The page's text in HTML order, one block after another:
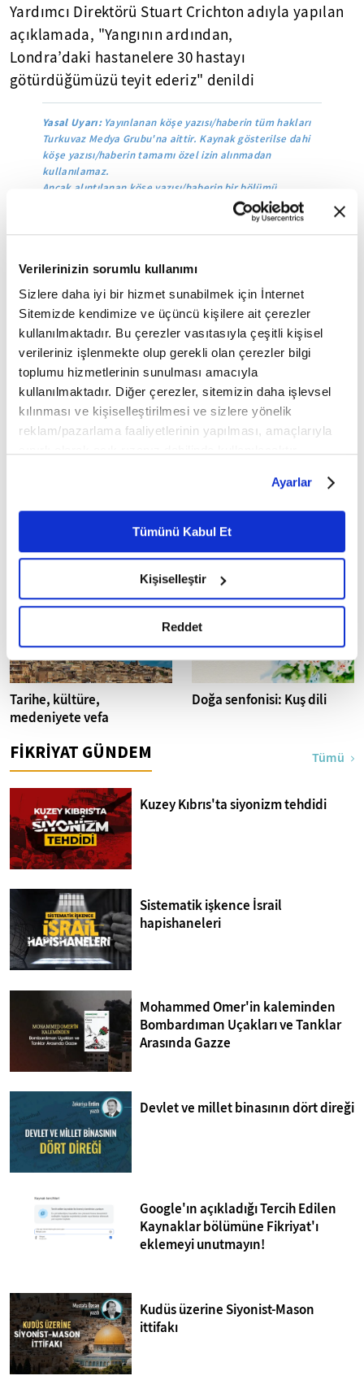
Verilerinizin sorumlu kullanımı
Sizlere daha iyi bir hizmet sunabilmek için İnternet
Sitemizde kendimize ve üçüncü kişilere ait çerezler
kullanılmaktadır. Bu çerezler vasıtasıyla çeşitli kişisel
verileriniz işlenmekte olup gerekli olan çerezler bilgi
toplumu hizmetlerinin sunulması amacıyla
kullanılmaktadır. Diğer çerezler, sitemizin daha işlevsel
kılınması ve kişiselleştirilmesi ve sizlere yönelik
reklam/pazarlama faaliyetlerinin yapılması, amaçlarıyla
belirleyebilirsiniz. Çerezlere ilişkin detaylı bilgi için
Ayarlar butonuna tıklayabilir,Çerez Bilgilendirme
Metnimizi ziyaret edebilirsiniz.
6698 sayılı Kişisel Verilerin Korunması Kanunu uyarınca
okumak ve sitemizi ziyaretiniz kapsamında
gerçekleştirilen veri işleme faaliyetleri ile ilgili daha
detaylı bilgi almak için lütfentıklayınız.
Ayarlar
Tümünü Kabul Et
Kişiselleştir
Reddet
Yardımcı Direktörü Stuart Crichton adıyla yapılan
açıklamada, "Yangının ardından,
Londra’daki hastanelere 30 hastayı
götürdüğümüzü teyit ederiz" denildi
Yasal Uyarı:Yayınlanan köşe yazısı/haberin tüm hakları
Turkuvaz Medya Grubu'na aittir. Kaynak gösterilse dahi
köşe yazısı/haberin tamamı özel izin alınmadan
kullanılamaz.
Ancak alıntılanan köşe yazısı/haberin bir bölümü,
alıntılanan habere aktif link verilerek kullanılabilir.
Mobil Uygulamamızı İndirin
İLGİNİZİ ÇEKEBİLECEK DİĞER MAKALELER
Veda Hutbelerindeki son
Mesajlar ve Hükümler
Türk Halk Edebiyatının
Özgün Sesi: Kaygusuz
Tarihe, kültüre,
medeniyete vefa
Doğa senfonisi: Kuş dili
FİKRİYAT GÜNDEM Tümü
Kuzey Kıbrıs'ta siyonizm tehdidi
Sistematik işkence İsrail
hapishaneleri
Mohammed Omer'in kaleminden
Bombardıman Uçakları ve Tanklar
Arasında Gazze
Devlet ve millet binasının dört direği
Google'ın açıkladığı Tercih Edilen
Kaynaklar bölümüne Fikriyat'ı
eklemeyi unutmayın!
Kudüs üzerine Siyonist-Mason
ittifakı